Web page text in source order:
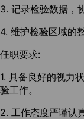
3. 记录检验数据，
4. 维护检验区域的
任职要求:
1. 具备良好的视力
验工作。
2. 工作态度严谨认